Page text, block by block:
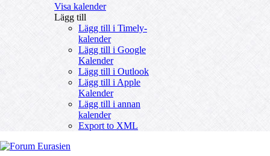
Visa kalender
Lägg till
Lägg till i Timely-
kalender
Lägg till i Google
Kalender
Lägg till i Outlook
Lägg till i Apple
Kalender
Lägg till i annan
kalender
Export to XML